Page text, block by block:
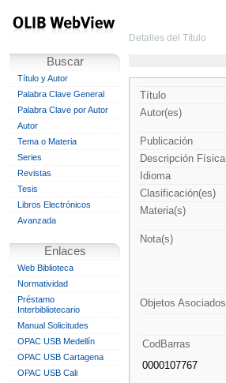
Buscar
Título y Autor
Palabra Clave General
Palabra Clave por Autor
Autor
Tema o Materia
Series
Revistas
Tesis
Libros Electrónicos
Avanzada
Enlaces
Web Biblioteca
Normatividad
Préstamo
Interbibliotecario
Manual Solicitudes
OPAC USB Medellín
OPAC USB Cartagena
OPAC USB Cali
Detalles del Título
Título
Autor(es)
Publicación
Descripción Física
Idioma
Clasificación(es)
Materia(s)
Nota(s)
Objetos Asociados
CodBarras
0000107767